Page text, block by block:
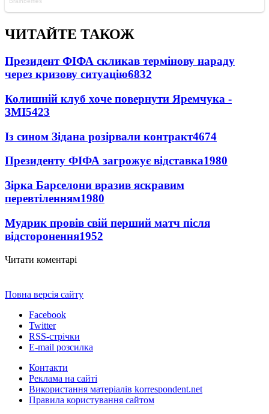
ЧИТАЙТЕ ТАКОЖ
Президент ФІФА скликав термінову нараду
через кризову ситуацію6832
Колишній клуб хоче повернути Яремчука -
ЗМІ5423
Із сином Зідана розірвали контракт4674
Президенту ФІФА загрожує відставка1980
Зірка Барселони вразив яскравим
перевтіленням1980
Мудрик провів свій перший матч після
відсторонення1952
Читати коментарі
Повна версія сайту
Facebook
Twitter
RSS-стрічки
E-mail розсилка
Контакти
Реклама на сайті
Використання матеріалів korrespondent.net
Правила користування сайтом